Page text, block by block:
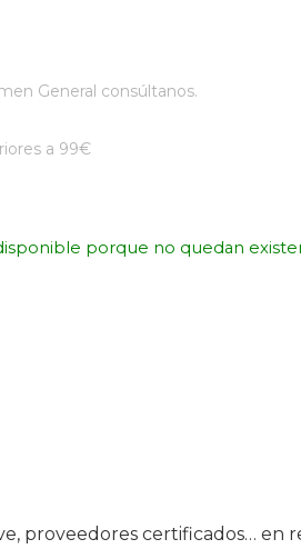
General consúltanos.
a 99€
porque no quedan
proveedores certificados… en